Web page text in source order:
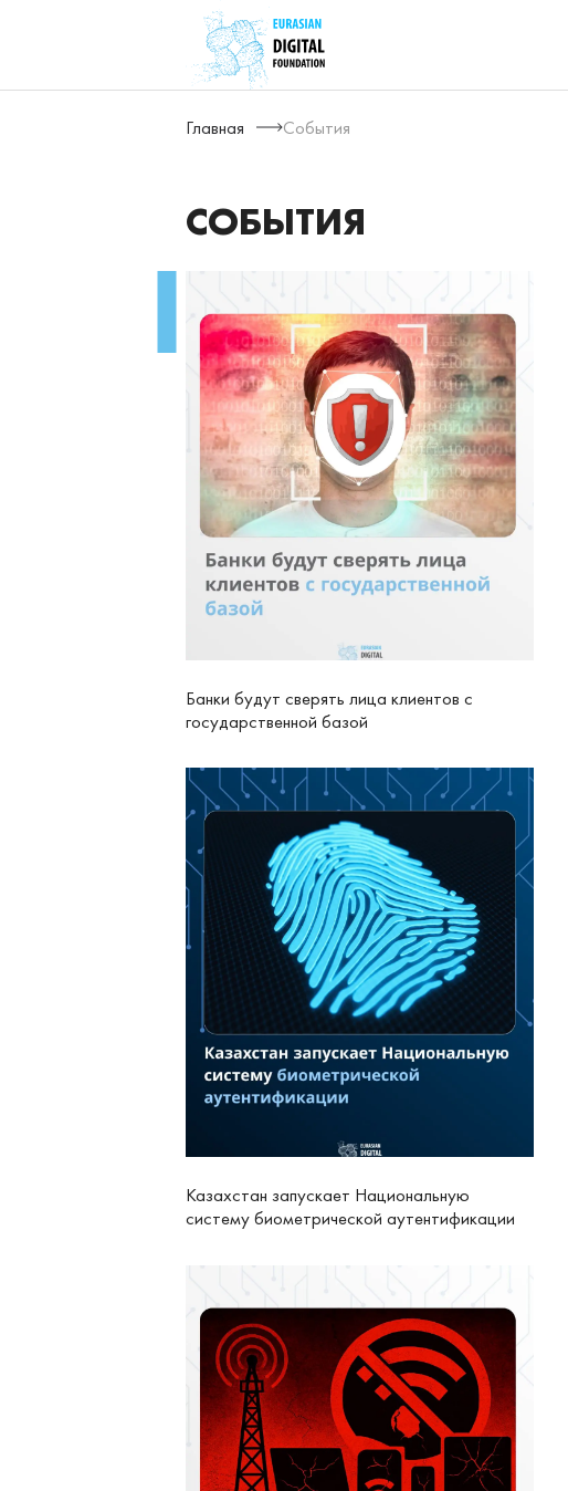
Главная События
СОБЫТИЯ
Банки будут сверять лица клиентов с
государственной базой
Казахстан запускает Национальную
систему биометрической аутентификации